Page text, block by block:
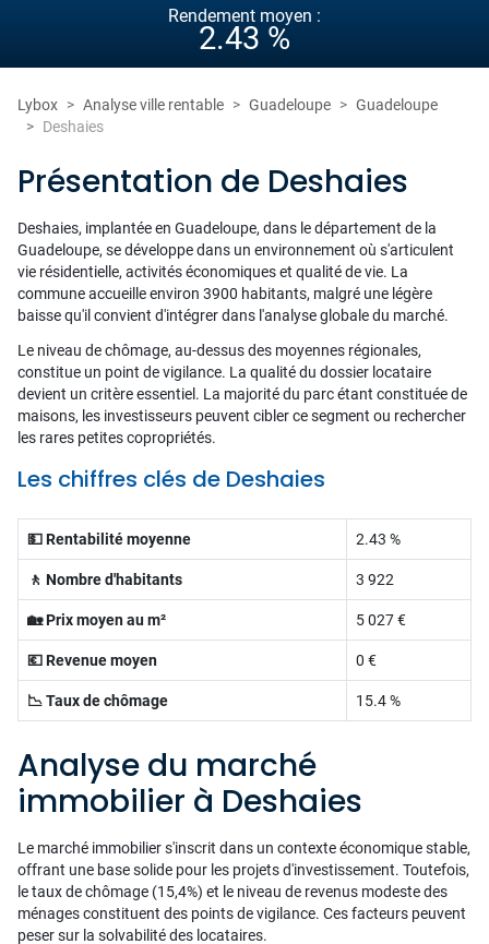
Rendement moyen :
2.43 %
Lybox Analyse ville rentable Guadeloupe
Guadeloupe
Deshaies
Présentation de Deshaies
Deshaies, implantée en Guadeloupe, dans le département de la
Guadeloupe, se développe dans un environnement où s'articulent
vie résidentielle, activités économiques et qualité de vie. La
commune accueille environ 3900 habitants, malgré une légère
baisse qu'il convient d'intégrer dans l'analyse globale du marché.
Le niveau de chômage, au-dessus des moyennes régionales,
constitue un point de vigilance. La qualité du dossier locataire
devient un critère essentiel. La majorité du parc étant constituée de
maisons, les investisseurs peuvent cibler ce segment ou rechercher
les rares petites copropriétés.
Les chiffres clés de Deshaies
💵 Rentabilité moyenne 2.43 %
🚶 Nombre d'habitants 3 922
🏡 Prix moyen au m² 5 027 €
💶 Revenue moyen 0 €
📉 Taux de chômage 15.4 %
Analyse du marché
immobilier à Deshaies
Le marché immobilier s'inscrit dans un contexte économique stable,
offrant une base solide pour les projets d'investissement. Toutefois,
le taux de chômage (15,4%) et le niveau de revenus modeste des
ménages constituent des points de vigilance. Ces facteurs peuvent
peser sur la solvabilité des locataires.